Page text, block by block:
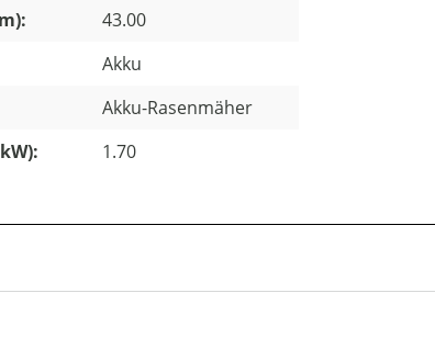
43.00
Akku
Akku-Rasenmäher
1.70